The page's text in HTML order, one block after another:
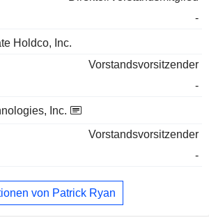
-
Holdco, Inc.
Vorstandsvorsitzender
-
Inc.
Vorstandsvorsitzender
-
von Patrick Ryan